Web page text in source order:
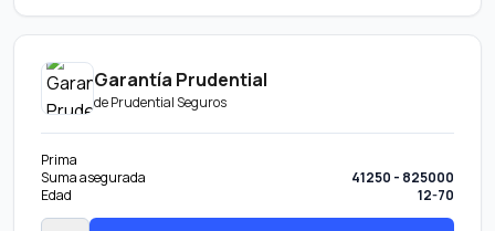
Garantía Prudential
dePrudential Seguros
Prima
Suma asegurada
41250 - 825000
Edad
12-70